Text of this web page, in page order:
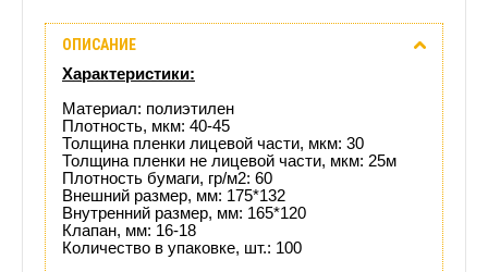
Отзывы
(0)
Доставка
этого
товара
ОПИСАНИЕ
Характеристики:
Материал: полиэтилен
Плотность, мкм: 40-45
Толщина пленки лицевой части, мкм: 30
Толщина пленки не лицевой части, мкм: 25м
Плотность бумаги, гр/м2: 60
Внешний размер, мм: 175*132
Внутренний размер, мм: 165*120
Клапан, мм: 16-18
Количество в упаковке, шт.: 100